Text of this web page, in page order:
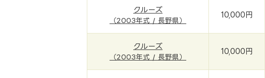
クルーズ
（2003年式 / 長野県）
10,000円
クルーズ
（2003年式 / 長野県）
10,000円